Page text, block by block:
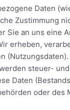
Daten
Zustimmung
Sie an uns eine
erheben,
steuer-
Daten
oder des